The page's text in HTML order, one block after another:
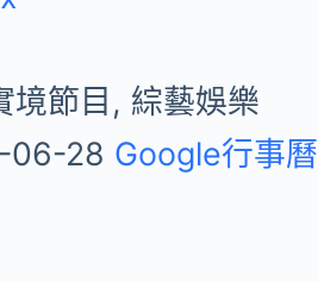
境節目, 綜藝娛樂
06-28 Google行事曆